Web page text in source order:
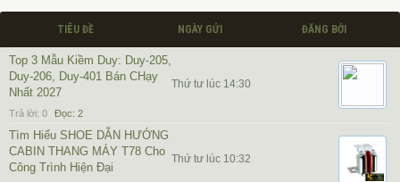
TIÊU ĐỀ NGÀY GỬI ĐĂNG BỞI
Top 3 Mẫu Kiềm Duy: Duy-205,
Duy-206, Duy-401 Bán CHạy
Nhất 2027
Trả lời: 0 Đọc: 2
Thứ tư lúc 14:30
Tìm Hiểu SHOE DẪN HƯỚNG
CABIN THANG MÁY T78 Cho
Công Trình Hiện Đại
Thứ tư lúc 10:32